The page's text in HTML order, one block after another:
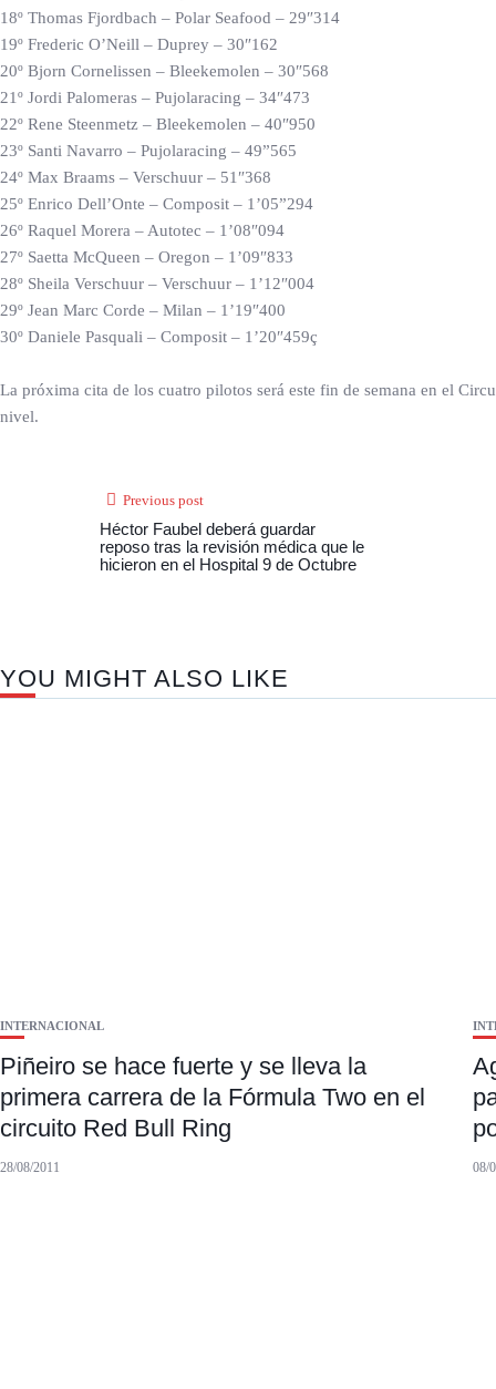
18º Thomas Fjordbach – Polar Seafood – 29″314
19º Frederic O’Neill – Duprey – 30″162
20º Bjorn Cornelissen – Bleekemolen – 30″568
21º Jordi Palomeras – Pujolaracing – 34″473
22º Rene Steenmetz – Bleekemolen – 40″950
23º Santi Navarro – Pujolaracing – 49”565
24º Max Braams – Verschuur – 51″368
25º Enrico Dell’Onte – Composit – 1’05”294
26º Raquel Morera – Autotec – 1’08″094
27º Saetta McQueen – Oregon – 1’09″833
28º Sheila Verschuur – Verschuur – 1’12″004
29º Jean Marc Corde – Milan – 1’19″400
30º Daniele Pasquali – Composit – 1’20″459ç
La próxima cita de los cuatro pilotos será este fin de semana en el
nivel.
Previous post
Héctor Faubel deberá guardar
reposo tras la revisión médica que le
hicieron en el Hospital 9 de Octubre
YOU MIGHT ALSO LIKE
INTERNACIONAL
Piñeiro se hace fuerte y se lleva la
primera carrera de la Fórmula Two en el
circuito Red Bull Ring
28/08/2011 08/